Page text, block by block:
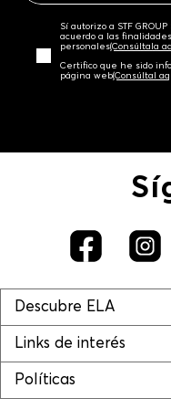
Sí autorizo a STF
acuerdo a las
personales‎(Consúltala
Certifico que he sido
página web‎(Consúltal
Descubre ELA
Links de interés
Políticas